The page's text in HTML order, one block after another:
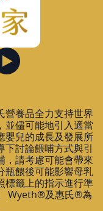
營養品全力支持世界
並儘可能地引入適當
嬰兒的成長及發展所
下討論餵哺方式與引
，請考慮可能會帶來
瓶餵後可能影響母乳
標籤上的指示進行準
Wyeth®及惠氏®為